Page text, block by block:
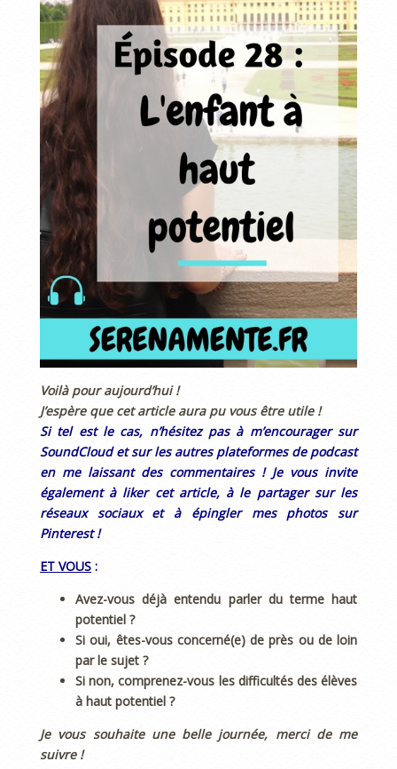
Voilà pour aujourd’hui !
J’espère que cet article aura pu vous être utile !
Si tel est le cas, n’hésitez pas à m’encourager sur
SoundCloud et sur les autres plateformes de podcast
en me laissant des commentaires ! Je vous invite
également à liker cet article, à le partager sur les
réseaux sociaux et à épingler mes photos sur
Pinterest !
ET VOUS :
Avez-vous déjà entendu parler du terme haut
potentiel ?
Si oui, êtes-vous concerné(e) de près ou de loin
par le sujet ?
Si non, comprenez-vous les difficultés des élèves
à haut potentiel ?
Je vous souhaite une belle journée, merci de me
suivre !